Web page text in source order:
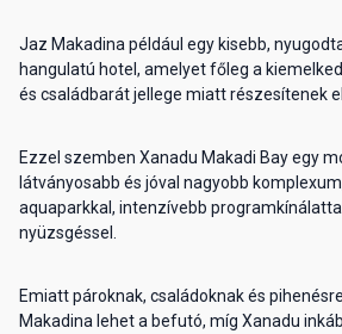
Jaz Makadina például egy kisebb,
hangulatú hotel, amelyet főleg a
és családbarát jellege miatt részesítenek
Ezzel szemben Xanadu Makadi Bay egy
látványosabb és jóval nagyobb
aquaparkkal, intenzívebb
nyüzsgéssel.
Emiatt pároknak, családoknak és
Makadina lehet a befutó, míg Xanadu